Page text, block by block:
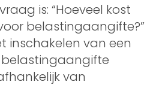
is: “Hoeveel kost
belastingaangifte?”
inschakelen van een
van